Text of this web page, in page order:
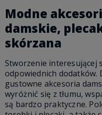
Modne
damskie,
skórzana
Stworzenie interesującej
odpowiednich dodatków.
gustowne akcesoria
wyróżnić się z tłumu,
są bardzo praktyczne.